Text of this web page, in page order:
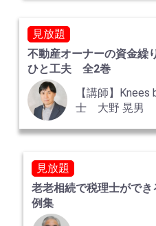
見放題
不動産オーナーの資金
ひと工夫 全2巻
【講師】
士 大野 晃男
見放題
老老相続で税理士がで
例集